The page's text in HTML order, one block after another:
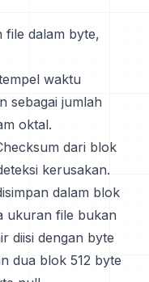
dalam byte,
waktu
sebagai jumlah
oktal.
dari blok
kerusakan.
dalam blok
ukuran file bukan
diisi dengan byte
dua blok 512 byte